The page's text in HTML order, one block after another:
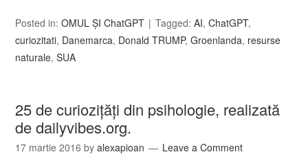
Posted in:OMUL ȘI ChatGPT Tagged:AI,ChatGPT,
curiozitati, Danemarca, Donald TRUMP,Groenlanda, resurse
naturale,SUA
25 de curioziţăţi din psihologie, realizată
de dailyvibes.org.
17 martie 2016 byalexapioan Leave a Comment